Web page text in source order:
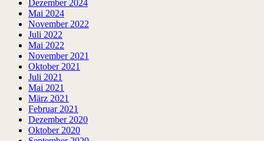
Dezember 2024
Mai 2024
November 2022
Juli 2022
Mai 2022
November 2021
Oktober 2021
Juli 2021
Mai 2021
März 2021
Februar 2021
Dezember 2020
Oktober 2020